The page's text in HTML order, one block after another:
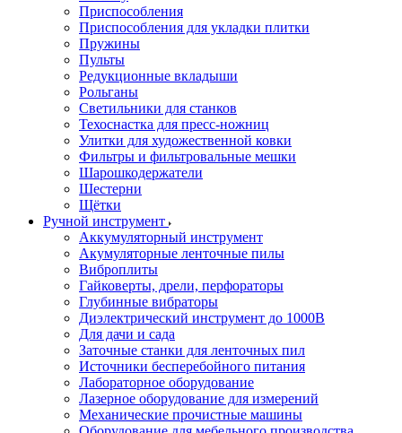
Приспособления
Приспособления для укладки плитки
Пружины
Пульты
Редукционные вкладыши
Рольганы
Светильники для станков
Техоснастка для пресс-ножниц
Улитки для художественной ковки
Фильтры и фильтровальные мешки
Шарошкодержатели
Шестерни
Щётки
Ручной инструмент
Аккумуляторный инструмент
Акумуляторные ленточные пилы
Виброплиты
Гайковерты, дрели, перфораторы
Глубинные вибраторы
Диэлектрический инструмент до 1000В
Для дачи и сада
Заточные станки для ленточных пил
Источники бесперебойного питания
Лабораторное оборудование
Лазерное оборудование для измерений
Механические прочистные машины